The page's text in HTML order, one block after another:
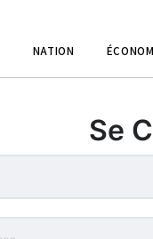
NATION
Se